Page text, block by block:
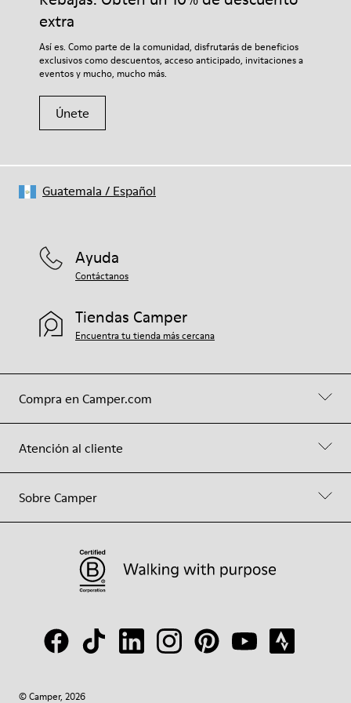
extra
Así es. Como parte de la comunidad, disfrutarás de beneficios
exclusivos como descuentos, acceso anticipado, invitaciones a
eventos y mucho, mucho más.
Únete
Compra en Camper.com
Atención al cliente
Sobre Camper
Ayuda
Contáctanos
Tiendas Camper
Encuentra tu tienda más cercana
© Camper, 2026
Guatemala / Español